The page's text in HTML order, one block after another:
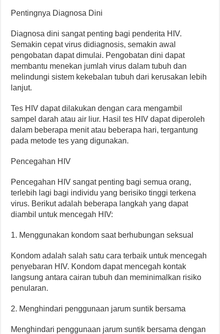
Pentingnya Diagnosa Dini
Diagnosa dini sangat penting bagi penderita HIV.
Semakin cepat virus didiagnosis, semakin awal
pengobatan dapat dimulai. Pengobatan dini dapat
membantu menekan jumlah virus dalam tubuh dan
melindungi sistem kekebalan tubuh dari kerusakan lebih
lanjut.
Tes HIV dapat dilakukan dengan cara mengambil
sampel darah atau air liur. Hasil tes HIV dapat diperoleh
dalam beberapa menit atau beberapa hari, tergantung
pada metode tes yang digunakan.
Pencegahan HIV
Pencegahan HIV sangat penting bagi semua orang,
terlebih lagi bagi individu yang berisiko tinggi terkena
virus. Berikut adalah beberapa langkah yang dapat
diambil untuk mencegah HIV:
1. Menggunakan kondom saat berhubungan seksual
Kondom adalah salah satu cara terbaik untuk mencegah
penyebaran HIV. Kondom dapat mencegah kontak
langsung antara cairan tubuh dan meminimalkan risiko
penularan.
2. Menghindari penggunaan jarum suntik bersama
Menghindari penggunaan jarum suntik bersama dengan